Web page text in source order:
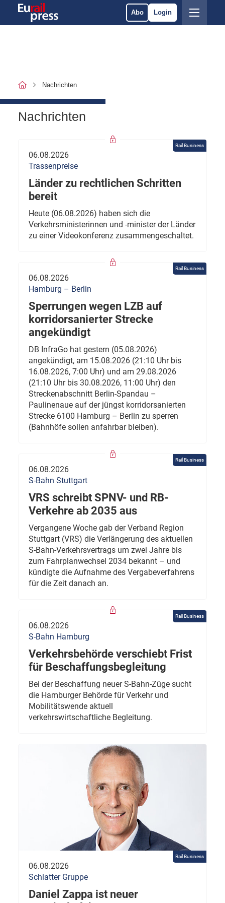
Abo Login
Nachrichten
Nachrichten
Rail Business
06.08.2026
Trassenpreise
Länder zu rechtlichen Schritten
bereit
Heute (06.08.2026) haben sich die
Verkehrsministerinnen und -minister der Länder
zu einer Videokonferenz zusammengeschaltet.
Rail Business
06.08.2026
Hamburg – Berlin
Sperrungen wegen LZB auf
korridorsanierter Strecke
angekündigt
DB InfraGo hat gestern (05.08.2026)
angekündigt, am 15.08.2026 (21:10 Uhr bis
16.08.2026, 7:00 Uhr) und am 29.08.2026
(21:10 Uhr bis 30.08.2026, 11:00 Uhr) den
Streckenabschnitt Berlin-Spandau –
Paulinenaue auf der jüngst korridorsanierten
Strecke 6100 Hamburg – Berlin zu sperren
(Bahnhöfe sollen anfahrbar bleiben).
Rail Business
06.08.2026
S-Bahn Stuttgart
VRS schreibt SPNV- und RB-
Verkehre ab 2035 aus
Vergangene Woche gab der Verband Region
Stuttgart (VRS) die Verlängerung des aktuellen
S-Bahn-Verkehrsvertrags um zwei Jahre bis
zum Fahrplanwechsel 2034 bekannt – und
kündigte die Aufnahme des Vergabeverfahrens
für die Zeit danach an.
Rail Business
06.08.2026
S-Bahn Hamburg
Verkehrsbehörde verschiebt Frist
für Beschaffungsbegleitung
Bei der Beschaffung neuer S-Bahn-Züge sucht
die Hamburger Behörde für Verkehr und
Mobilitätswende aktuell
verkehrswirtschaftliche Begleitung.
Rail Business
06.08.2026
Schlatter Gruppe
Daniel Zappa ist neuer